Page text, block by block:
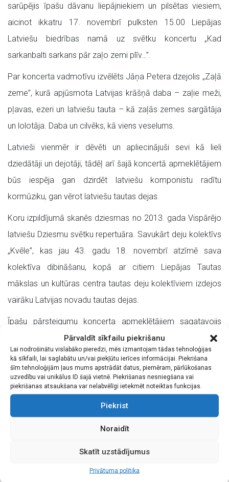
Pārvaldīt sīkfailu piekrišanu
Lai nodrošinātu vislabāko pieredzi, mēs izmantojam tādas tehnoloģijas
kā sīkfaili, lai saglabātu un/vai piekļūtu ierīces informācijai. Piekrišana
šīm tehnoloģijām ļaus mums apstrādāt datus, piemēram, pārlūkošanas
uzvedību vai unikālus ID šajā vietnē. Piekrišanas nesniegšana vai
piekrišanas atsaukšana var nelabvēlīgi ietekmēt noteiktas funkcijas.
Piekrist
Noraidīt
Skatīt uzstādījumus
Privātuma politika
sarūpējis īpašu dāvanu liepājniekiem un pilsētas viesiem,
aicinot ikkatru 17. novembrī pulksten 15.00 Liepājas
Latviešu biedrības namā uz svētku koncertu „Kad
sarkanbalti sarkans pār zaļo zemi plīv…”.
Par koncerta vadmotīvu izvēlēts Jāņa Petera dzejolis „Zaļā
zeme”, kurā apjūsmota Latvijas krāšņā daba – zaļie meži,
pļavas, ezeri un latviešu tauta – kā zaļās zemes sargātāja
un lolotāja. Daba un cilvēks, kā viens veselums.
Latvieši vienmēr ir dēvēti un apliecinājuši sevi kā lieli
dziedātāji un dejotāji, tādēļ arī šajā koncertā apmeklētājiem
būs iespēja gan dzirdēt latviešu komponistu radītu
kormūziku, gan vērot latviešu tautas dejas.
Koru izpildījumā skanēs dziesmas no 2013. gada Vispārējo
latviešu Dziesmu svētku repertuāra. Savukārt deju kolektīvs
„Kvēle”, kas jau 43. gadu 18. novembrī atzīmē sava
kolektīva dibināšanu, kopā ar citiem Liepājas Tautas
mākslas un kultūras centra tautas deju kolektīviem izdejos
vairāku Latvijas novadu tautas dejas.
Īpašu pārsteigumu koncerta apmeklētājiem sagatavojis
tautas deju ansamblis „Rucavietis”, kurš pirmo reizi Liepājas
publikai rādīs vadītājas Sandras Blumbahas oriģināldeju
„Precību dancis” (tautas mūzika Ievas Tālbergas apdarē),
kas jaunrades deju konkursā „Kļavu lapu virpulī 2” Ogrē
Svētkus kopā svinēt aicina Liepājas Tautas mākslas un
Kozika), tautas deju ansamblis „Rucavietis” (vadītāja Sandra
Blumbaha), vidējās paaudzes deju kolektīvs „Kvēle” un